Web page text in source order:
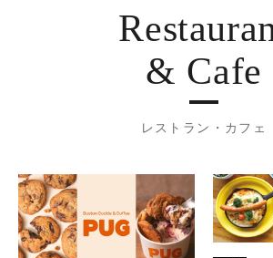
& Cafe
レストラン・カフェ